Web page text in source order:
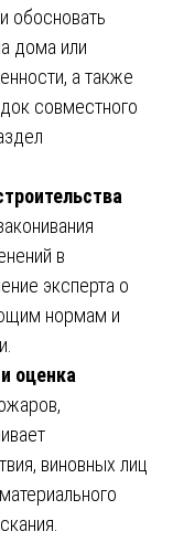
обосновать
дома или
а также
совместного
в
эксперта о
нормам и
оценка
виновных лиц